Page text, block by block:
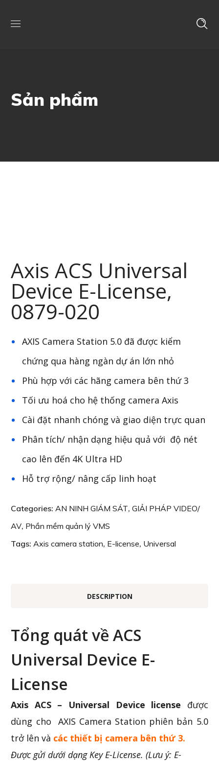
Sản phẩm
Axis ACS Universal
Device E-License,
0879-020
AXIS Camera Station 5.0 đã được kiểm
chứng qua hàng ngàn dự án lớn nhỏ
Phù hợp với các hãng camera bên thứ 3
Tối ưu hoá cho hệ thống camera Axis
Cài đặt nhanh chóng và giao diện trực quan
Phân tích/ nhận dạng hiệu quả với độ nét
cao lên đến 4K Ultra HD
Hỗ trợ rộng/ nâng cấp linh hoạt
Categories:AN NINH GIÁM SÁT,GIẢI PHÁP VIDEO/
AV, Phần mềm quản lý VMS
Tags:Axis camera station, E-license, Universal
DESCRIPTION
Tổng quát về ACS
Universal Device E-
License
Axis ACS – Universal Device license được
dùng cho AXIS Camera Station phiên bản 5.0
trở lên và các thiết bị camera bên thứ 3.
Được gửi dưới dạng Key E-License. (Lưu ý: E-